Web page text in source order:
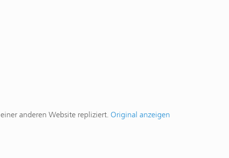
einer anderen Website repliziert.Original anzeigen